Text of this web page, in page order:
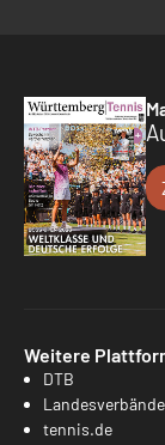
Weitere
DTB
Landesverbände
tennis.de